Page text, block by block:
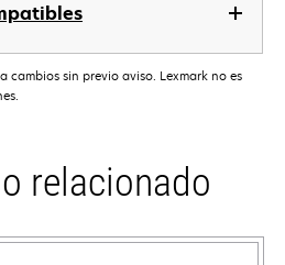
cambios sin previo aviso. Lexmark no es
relacionado